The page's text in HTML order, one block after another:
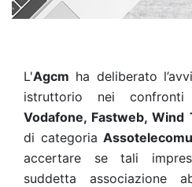
L'Agcm ha deliberato
istruttorio nei
Vodafone, Fastweb, Wind
di categoria
accertare se tali
suddetta associazione